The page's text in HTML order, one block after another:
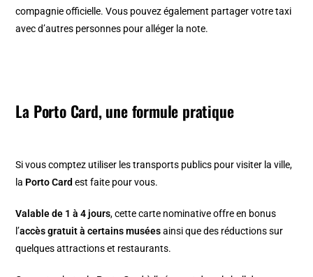
compagnie officielle. Vous pouvez également partager votre taxi
avec d’autres personnes pour alléger la note.
La Porto Card, une formule pratique
Si vous comptez utiliser les transports publics pour visiter la ville,
la Porto Card est faite pour vous.
Valable de 1 à 4 jours, cette carte nominative offre en bonus
l’accès gratuit à certains muséesainsi que des réductions sur
quelques attractions et restaurants.